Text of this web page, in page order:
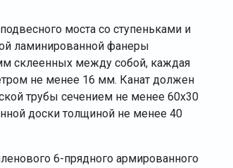
моста со ступеньками и
ламинированной фанеры
склеенных между собой, каждая
не менее 16 мм. Канат должен
трубы сечением не менее 60х30
доски толщиной не менее 40
6-прядного армированного